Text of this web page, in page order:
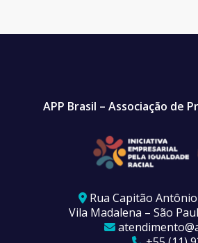
APP Brasil – Associação de
Rua Capitão
Vila Madalena – São